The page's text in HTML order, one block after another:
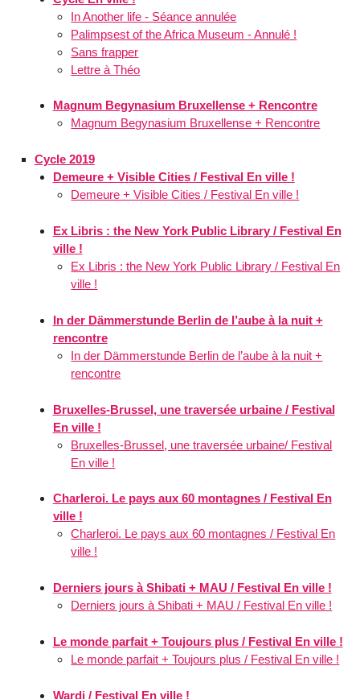
In Another life - Séance annulée
Palimpsest of the Africa Museum - Annulé !
Sans frapper
Lettre à Théo
Magnum Begynasium Bruxellense + Rencontre
Magnum Begynasium Bruxellense + Rencontre
Cycle 2019
Demeure + Visible Cities / Festival En ville !
Demeure + Visible Cities / Festival En ville !
Ex Libris : the New York Public Library / Festival En
ville !
Ex Libris : the New York Public Library / Festival En
ville !
In der Dämmerstunde Berlin de l’aube à la nuit +
rencontre
In der Dämmerstunde Berlin de l’aube à la nuit +
rencontre
Bruxelles-Brussel, une traversée urbaine / Festival
En ville !
Bruxelles-Brussel, une traversée urbaine/ Festival
En ville !
Charleroi. Le pays aux 60 montagnes / Festival En
ville !
Charleroi. Le pays aux 60 montagnes / Festival En
ville !
Derniers jours à Shibati + MAU / Festival En ville !
Derniers jours à Shibati + MAU / Festival En ville !
Le monde parfait + Toujours plus / Festival En ville !
Le monde parfait + Toujours plus / Festival En ville !
Wardi / Festival En ville !